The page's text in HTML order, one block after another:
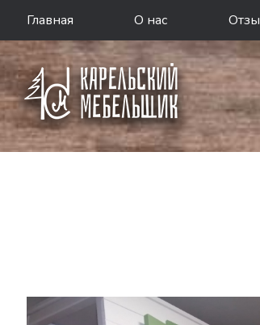
Главная О нас